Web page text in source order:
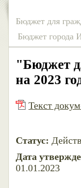
Бюджет для
Бюджет города
"Бюджет
на 2023
Текст
Статус:
Дата
01.01.2023